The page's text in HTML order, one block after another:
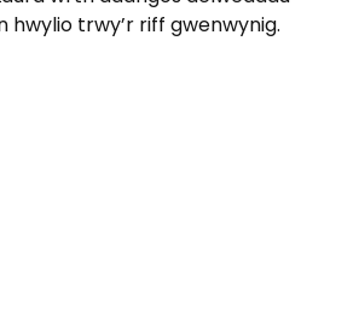
trwy’r riff gwenwynig.